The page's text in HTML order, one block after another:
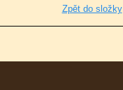
Zpět do složky